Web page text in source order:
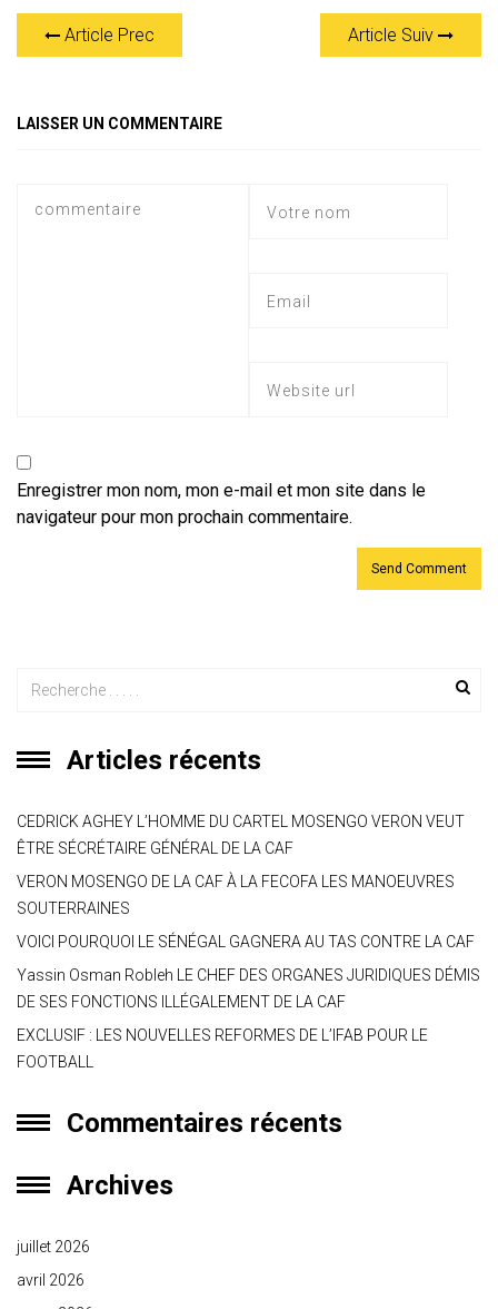
at
s
p
e
gr
m
ce
b
ok
er ta
g
Article Prec Article Suiv
LAISSER UN COMMENTAIRE
Enregistrer mon nom, mon e-mail et mon site dans le
navigateur pour mon prochain commentaire.
Articles récents
CEDRICK AGHEY L’HOMME DU CARTEL MOSENGO VERON VEUT
ÊTRE SÉCRÉTAIRE GÉNÉRAL DE LA CAF
VERON MOSENGO DE LA CAF À LA FECOFA LES MANOEUVRES
SOUTERRAINES
VOICI POURQUOI LE SÉNÉGAL GAGNERA AU TAS CONTRE LA CAF
Yassin Osman Robleh LE CHEF DES ORGANES JURIDIQUES DÉMIS
DE SES FONCTIONS ILLÉGALEMENT DE LA CAF
EXCLUSIF : LES NOUVELLES REFORMES DE L’IFAB POUR LE
FOOTBALL
Commentaires récents
Archives
juillet 2026
avril 2026